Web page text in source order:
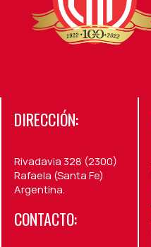
DIRECCIÓN:
Rivadavia 328 (2300)
Rafaela (Santa Fe)
Argentina.
CONTACTO: